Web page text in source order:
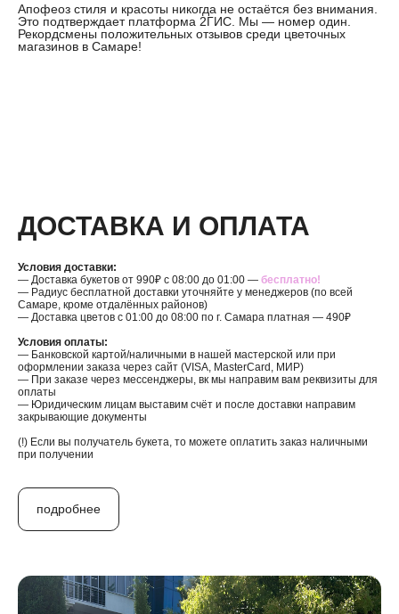
Апофеоз стиля и красоты никогда не остаётся без внимания.
Это подтверждает платформа 2ГИС. Мы — номер один.
Рекордсмены положительных отзывов среди цветочных
магазинов в Самаре!
ДОСТАВКА И ОПЛАТА
Условия доставки:
— Доставка букетов от 990₽ с 08:00 до 01:00 — бесплатно!
— Радиус бесплатной доставки уточняйте у менеджеров (по всей
Самаре, кроме отдалённых районов)
— Доставка цветов с 01:00 до 08:00 по г. Самара платная — 490₽
Условия оплаты:
— Банковской картой/наличными в нашей мастерской или при
оформлении заказа через сайт (VISA, MasterCard, МИР)
— При заказе через мессенджеры, вк мы направим вам реквизиты для
оплаты
— Юридическим лицам выставим счёт и после доставки направим
закрывающие документы
(!) Если вы получатель букета, то можете оплатить заказ наличными
при получении
подробнее